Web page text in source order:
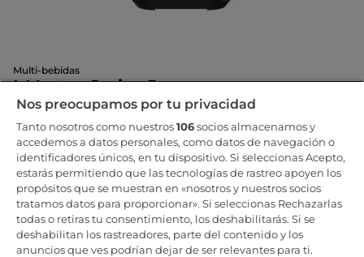
Multi-bebidas
I-Master Series 5
HMB5A 011
4.0 Lea
1
reseña.
Enlace
la
misma
página.
(1)
Negro, Potencia (W) 700
€79,00 €119,00
Agregar al carrito
Nos preocupamos por tu privacidad
Tanto nosotros como nuestros106socios almacenamos y
accedemos a datos personales, como datos de navegación o
identificadores únicos, en tu dispositivo. Si seleccionas Acepto,
estarás permitiendo que las tecnologías de rastreo apoyen los
propósitos que se muestran en «nosotros y nuestros socios
tratamos datos para proporcionar». Si seleccionas Rechazarlas
todas o retiras tu consentimiento, los deshabilitarás. Si se
deshabilitan los rastreadores, parte del contenido y los
anuncios que ves podrían dejar de ser relevantes para ti.